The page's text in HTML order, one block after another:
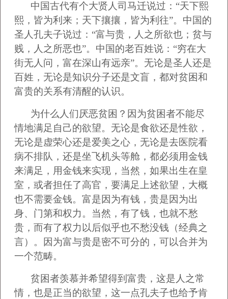
中国古代有个大贤人司马迁说过：“天下熙
熙，皆为利来；天下攘攘，皆为利往”。中国的
圣人孔夫子说过：“富与贵，人之所欲也；贫与
贱，人之所恶也”。中国的老百姓说：“穷在大
街无人问，富在深山有远亲”。无论是圣人还是
百姓，无论是知识分子还是文盲，都对贫困和
富贵的关系有清醒的认识。
为什么人们厌恶贫困？因为贫困者不能尽
情地满足自己的欲望。无论是食欲还是性欲，
无论是虚荣心还是爱美之心，无论是去医院看
病不排队，还是坐飞机头等舱，都必须用金钱
来满足，用金钱来实现，当然，如果出生在皇
室，或者担任了高官，要满足上述欲望，大概
也不需要金钱。富是因为有钱，贵是因为出
身、门第和权力。当然，有了钱，也就不愁
贵，而有了权力以后似乎也不愁没钱（经典之
言）。因为富与贵是密不可分的，可以合并为
一个范畴。
贫困者羡慕并希望得到富贵，这是人之常
情，也是正当的欲望，这一点孔夫子也给予肯